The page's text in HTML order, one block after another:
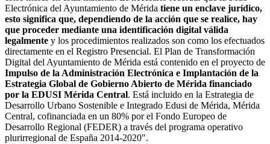
Electrónica del Ayuntamiento de Mérida tiene un enclave jurídico,
esto significa que, dependiendo de la acción que se realice, hay
que proceder mediante una identificación digital válida
legalmente y los procedimientos realizados son como los efectuados
directamente en el Registro Presencial. El Plan de Transformación
Digital del Ayuntamiento de Mérida está contenido en el proyecto de
Impulso de la Administración Electrónica e Implantación de la
Estrategia Global de Gobierno Abierto de Mérida financiado
por la EDUSI Mérida Central. Está incluido en la Estrategia de
Desarrollo Urbano Sostenible e Integrado Edusi de Mérida, Mérida
Central, cofinanciada en un 80% por el Fondo Europeo de
Desarrollo Regional (FEDER) a través del programa operativo
plurirregional de España 2014-2020″.